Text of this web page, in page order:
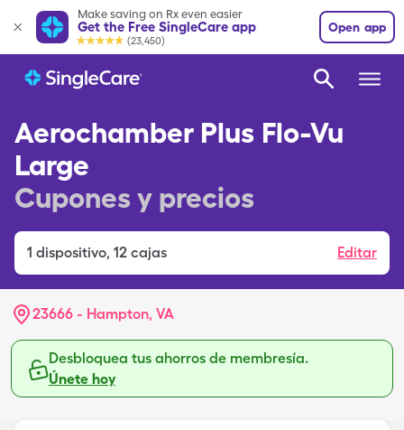
Make saving on Rx even easier
Get the Free SingleCare app
(23,450)
Open app
Aerochamber Plus Flo-Vu
Large
Cupones y precios
1 dispositivo, 12 cajas Editar
23666 - Hampton, VA
Desbloquea tus ahorros de membresía.
Únete hoy